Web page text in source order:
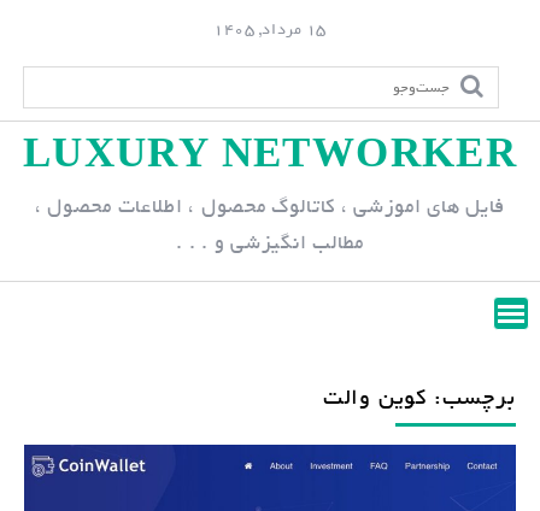
p
n
15 مرداد, 1405
LUXURY NETWORKER
فایل های اموزشی ، کاتالوگ محصول ، اطلاعات محصول ،
مطالب انگیزشی و . . .
برچسب: کوین والت